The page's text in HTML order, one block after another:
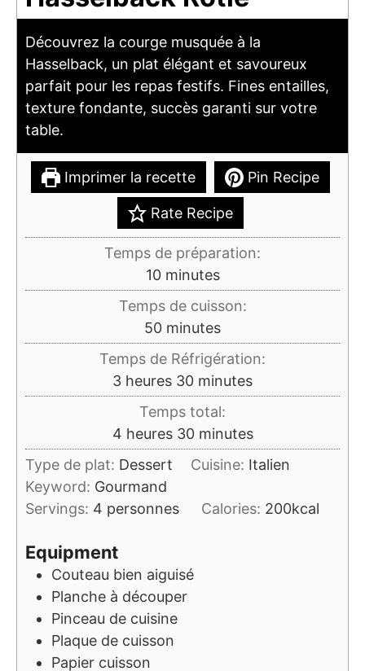
Découvrez la courge musquée à la
Hasselback, un plat élégant et savoureux
parfait pour les repas festifs. Fines entailles,
texture fondante, succès garanti sur votre
table.
Imprimer la recette Pin Recipe
Rate Recipe
Temps de préparation:
10minutes
minutes
Temps de cuisson:
50minutes
minutes
Temps de Réfrigération:
3heures
heures 30minutes
minutes
Temps total:
4heures
heures 30minutes
minutes
Type de plat: Dessert Cuisine: Italien
Keyword: Gourmand
Servings: 4 personnes Calories: 200kcal
Equipment
Couteau bien aiguisé
Planche à découper
Pinceau de cuisine
Plaque de cuisson
Papier cuisson